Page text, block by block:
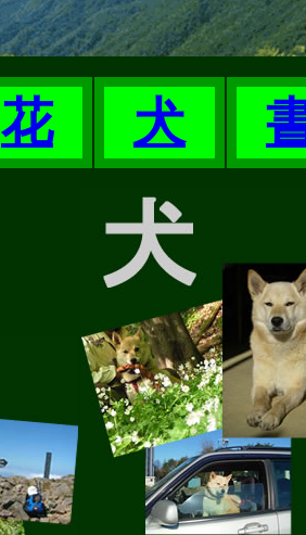
花 犬